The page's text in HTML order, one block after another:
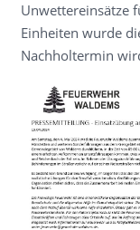
Unwettereinsätze
Einheiten wurde
Nachholtermin